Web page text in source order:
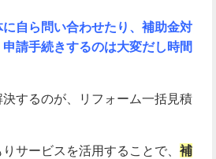
に自ら問い合わせたり、補助金対
請手続きするのは大変だし時間
するのが、リフォーム一括見積
サービスを活用することで、 補